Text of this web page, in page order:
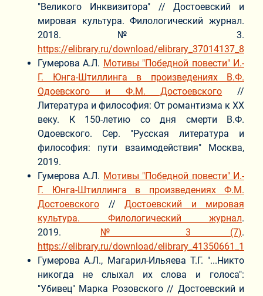
"Великого Инквизитора" // Достоевский и
мировая культура. Филологический журнал.
2018. № 3.
https://elibrary.ru/download/
Гумерова А.Л. Мотивы "Победной повести" И.-
Г. Юнга-Штиллинга в произведениях В.Ф.
Одоевского и Ф.М. Достоевского //
Литература и философия: От романтизма к ХХ
веку. К 150-летию со дня смерти В.Ф.
Одоевского. Сер. "Русская литература и
философия: пути взаимодействия" Москва,
2019.
Гумерова А.Л. Мотивы "Победной повести" И.-
Г. Юнга-Штиллинга в произведениях Ф.М.
Достоевского // Достоевский и мировая
культура. Филологический журнал.
2019. № 3 (7).
https://elibrary.ru/download/
Гумерова А.Л., Магарил-Ильяева Т.Г. "...Никто
никогда не слыхал их слова и голоса":
"Убивец" Марка Розовского // Достоевский и